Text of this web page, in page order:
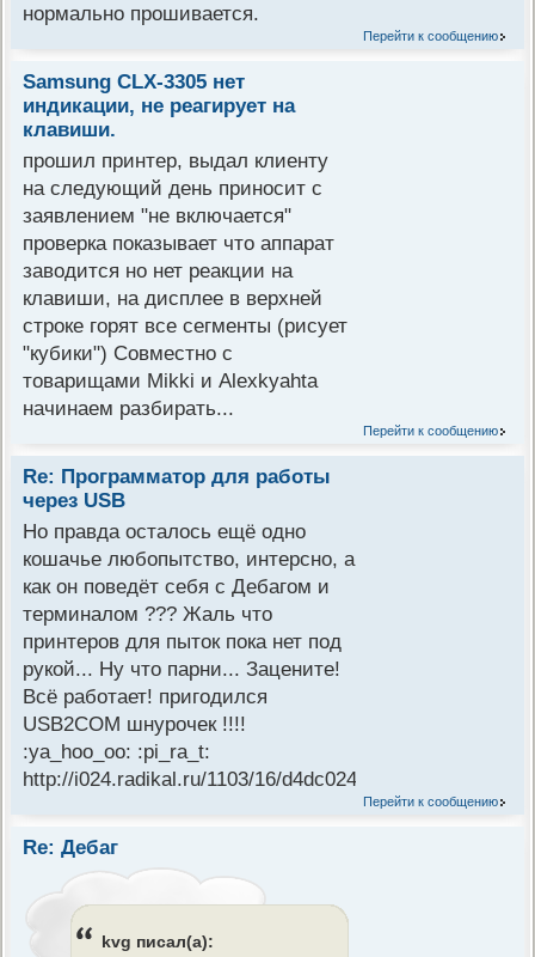
нормально прошивается.
Перейти к сообщению
Samsung CLX-3305 нет
индикации, не реагирует на
клавиши.
прошил принтер, выдал клиенту
на следующий день приносит с
заявлением "не включается"
проверка показывает что аппарат
заводится но нет реакции на
клавиши, на дисплее в верхней
строке горят все сегменты (рисует
"кубики") Совместно с
товарищами Mikki и Alexkyahta
начинаем разбирать...
Перейти к сообщению
Re: Программатор для работы
через USB
Но правда осталось ещё одно
кошачье любопытство, интерсно, а
как он поведёт себя с Дебагом и
терминалом ??? Жаль что
принтеров для пыток пока нет под
рукой... Ну что парни... Зацените!
Всё работает! пригодился
USB2COM шнурочек !!!!
:ya_hoo_oo: :pi_ra_t:
http://i024.radikal.ru/1103/16/d4dc024bde0dt....
Перейти к сообщению
Re: Дебаг
kvg писал(а):